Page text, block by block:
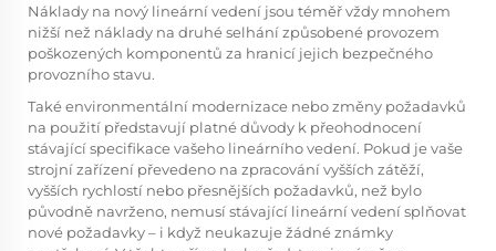
Náklady na nový lineární vedení jsou téměř vždy mnohem
nižší než náklady na druhé selhání způsobené provozem
poškozených komponentů za hranicí jejich bezpečného
provozního stavu.
Také environmentální modernizace nebo změny požadavků
na použití představují platné důvody k přeohodnocení
stávající specifikace vašeho lineárního vedení. Pokud je vaše
strojní zařízení převedeno na zpracování vyšších zátěží,
vyšších rychlostí nebo přesnějších požadavků, než bylo
původně navrženo, nemusí stávající lineární vedení splňovat
nové požadavky – i když neukazuje žádné známky